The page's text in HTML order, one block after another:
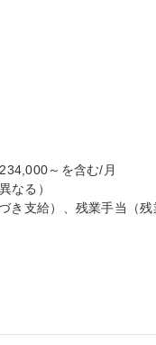
～を含む/月
なる）
き支給）、残業手当（残